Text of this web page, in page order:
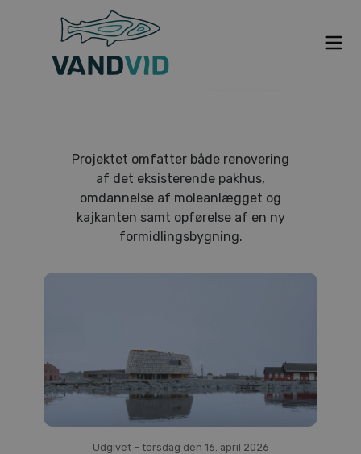
Nyt fra VANDVID
VANDVID indefra
Kontakt
Projektet omfatter både renovering
af det eksisterende pakhus,
omdannelse af moleanlægget og
kajkanten samt opførelse af en ny
formidlingsbygning.
Udgivet – torsdag den 16. april 2026